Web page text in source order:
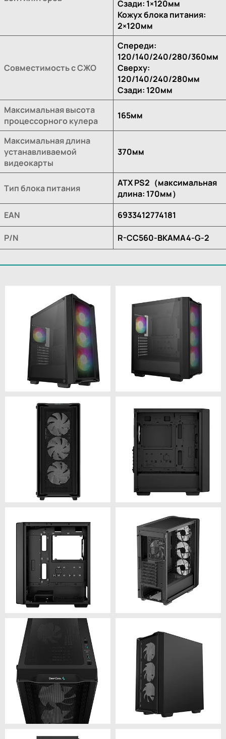
Сзади: 1×120мм
Кожух блока питания:
2×120мм
Совместимость с СЖО
Спереди:
120/140/240/280/360мм
Сверху:
120/140/240/280мм
Сзади: 120мм
Максимальная высота
процессорного кулера
165мм
Максимальная длина
устанавливаемой
видеокарты
370мм
Тип блока питания
ATX PS2（максимальная
длина: 170мм）
EAN
6933412774181
P/N R-CC560-BKAMA4-G-2